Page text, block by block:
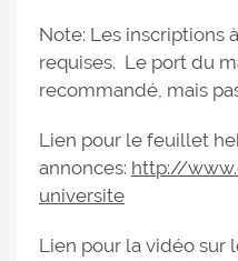
Note: Les inscriptions
requises. Le port du
recommandé, mais
Lien pour le feuillet
annonces: http://
universite
Lien pour la vidéo sur